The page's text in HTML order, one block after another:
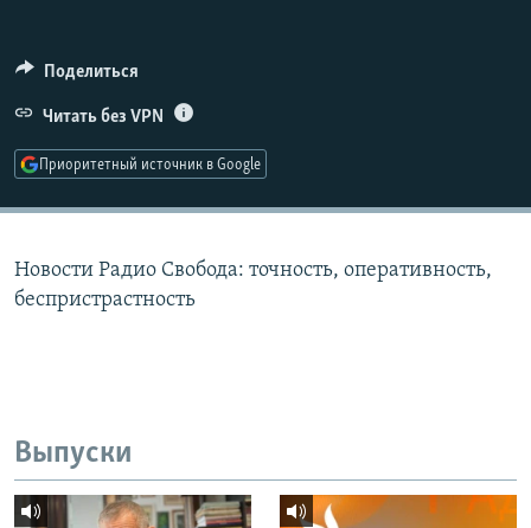
ПОДПИШИТЕСЬ НА РАССЫЛКУ
СОЦИАЛЬНЫЕ СЕТИ
Поделиться
Читать без VPN
Приоритетный источник в Google
Новости Радио Свобода: точность, оперативность,
беспристрастность
Выпуски